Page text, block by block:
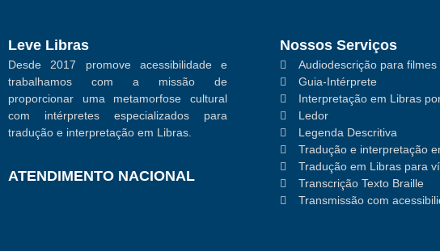
Leve Libras
Desde 2017 promove acessibilidade e
trabalhamos com a missão de
proporcionar uma metamorfose cultural
com intérpretes especializados para
tradução e interpretação em Libras.
ATENDIMENTO NACIONAL
Nossos Serviços
Audiodescrição para filmes
Guia-Intérprete
Interpretação em Libras
Ledor
Legenda Descritiva
Tradução e interpretação
Tradução em Libras para
Transcrição Texto Braille
Transmissão com